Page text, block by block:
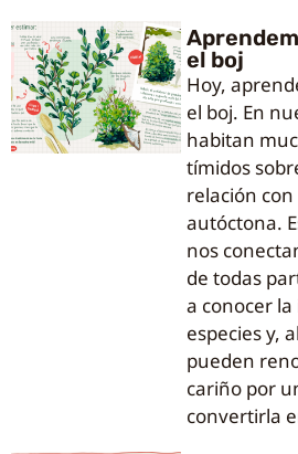
el boj
Hoy,
el boj. En
habitan
tímidos
relación
autóctona.
nos
de todas
a conocer
especies y,
pueden
cariño por
convertirla